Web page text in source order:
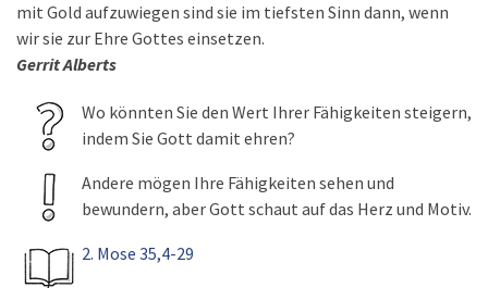
mit Gold aufzuwiegen sind sie im tiefsten Sinn dann, wenn
wir sie zur Ehre Gottes einsetzen.
Gerrit Alberts
Wo könnten Sie den Wert Ihrer Fähigkeiten steigern,
indem Sie Gott damit ehren?
Andere mögen Ihre Fähigkeiten sehen und
bewundern, aber Gott schaut auf das Herz und Motiv.
2. Mose 35,4-29